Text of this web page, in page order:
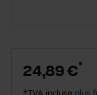
24,89 €*